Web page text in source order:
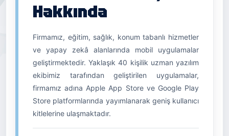
Hakkında
Firmamız, eğitim, sağlık, konum tabanlı hizmetler
ve yapay zekâ alanlarında mobil uygulamalar
geliştirmektedir. Yaklaşık 40 kişilik uzman yazılım
ekibimiz tarafından geliştirilen uygulamalar,
firmamız adına Apple App Store ve Google Play
Store platformlarında yayımlanarak geniş kullanıcı
kitlelerine ulaşmaktadır.